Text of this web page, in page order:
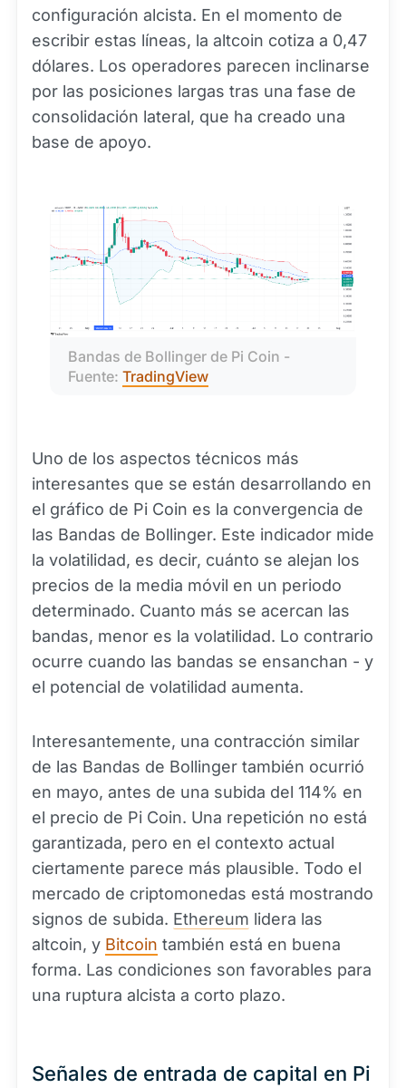
configuración alcista. En el momento de
escribir estas líneas, la altcoin cotiza a 0,47
dólares. Los operadores parecen inclinarse
por las posiciones largas tras una fase de
consolidación lateral, que ha creado una
base de apoyo.
Bandas de Bollinger de Pi Coin -
Fuente: TradingView
Uno de los aspectos técnicos más
interesantes que se están desarrollando en
el gráfico de Pi Coin es la convergencia de
las Bandas de Bollinger. Este indicador mide
la volatilidad, es decir, cuánto se alejan los
precios de la media móvil en un periodo
determinado. Cuanto más se acercan las
bandas, menor es la volatilidad. Lo contrario
ocurre cuando las bandas se ensanchan - y
el potencial de volatilidad aumenta.
Interesantemente, una contracción similar
de las Bandas de Bollinger también ocurrió
en mayo, antes de una subida del 114% en
el precio de Pi Coin. Una repetición no está
garantizada, pero en el contexto actual
ciertamente parece más plausible. Todo el
mercado de criptomonedas está mostrando
signos de subida. Ethereum lidera las
altcoin, y Bitcoin también está en buena
forma. Las condiciones son favorables para
una ruptura alcista a corto plazo.
Señales de entrada de capital en Pi